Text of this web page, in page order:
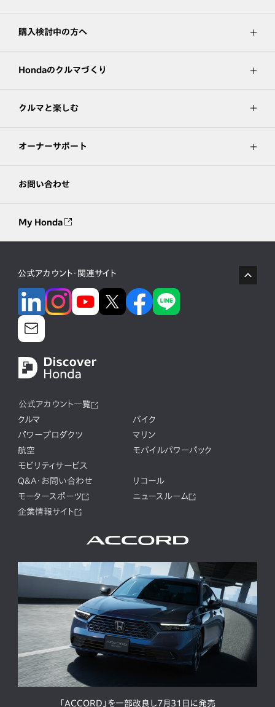
購入検討中の方へ
Hondaのクルマづくり
クルマと楽しむ
オーナーサポート
お問い合わせ
My Honda
公式アカウント・関連サイト
公式アカウント一覧
クルマ
バイク
パワープロダクツ
マリン
航空
モバイルパワーパック
モビリティサービス
Q&A・お問い合わせ
リコール
モータースポーツ
ニュースルーム
企業情報サイト
「ACCORD」を一部改良し7月31日に発売